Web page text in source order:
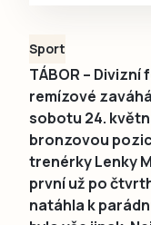
Sport
TÁBOR –
remízové
sobotu 24.
bronzovou
trenérky Lenky
první už po
natáhla k